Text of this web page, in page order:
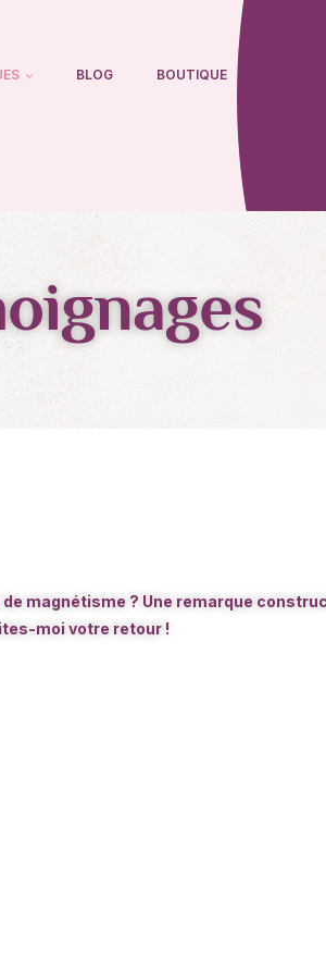
BLOG BOUTIQUE
magnétisme ? Une remarque
moi votre retour !